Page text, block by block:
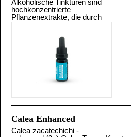
hochkonzentrierte
Pflanzenextrakte, die durch
Calea Enhanced
Calea zacatechichi -